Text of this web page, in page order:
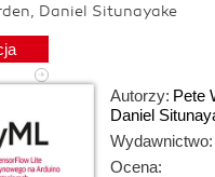
Daniel Situnayake
Autorzy: Pete
Daniel
Wydawnictwo:
Ocena: